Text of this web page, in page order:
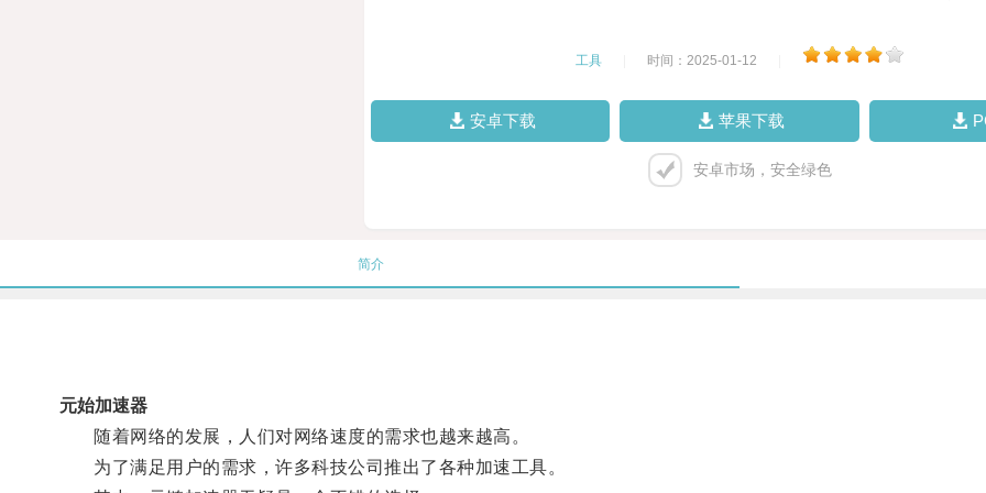
工具 时间：2025-01-12
安卓下载 苹果下载
安卓市场，安全绿色
简介
元始加速器
随着网络的发展，人们对网络速度的需求也越来越高。
为了满足用户的需求，许多科技公司推出了各种加速工具。